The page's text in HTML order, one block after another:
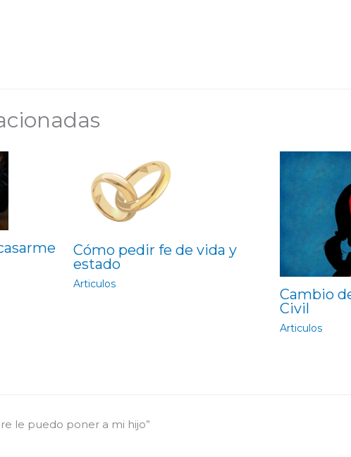
Cómo pedir fe de vida y
estado
Articulos
Cambio
Civil
Articulos
le puedo poner a mi hijo”